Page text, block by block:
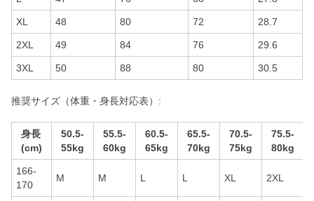
XL 48 80 72 28.7
2XL 49 84 76 29.6
3XL 50 88 80 30.5
推奨サイズ（体重・身長対応表）:
身長
(cm)
50.5-
55kg
55.5-
60kg
60.5-
65kg
65.5-
70kg
70.5-
75kg
75.5-
80kg
166-
170
M M L L XL 2XL